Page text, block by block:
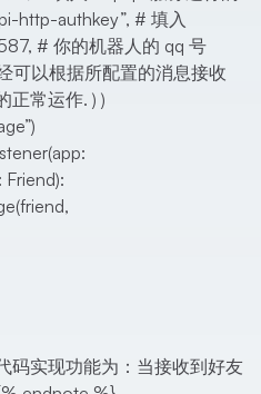
http-authkey”, # 填入
# 你的机器人的 qq 号
可以根据所配置的消息接收
正常运作. ) )
Friend):
码实现功能为：当接收到好友